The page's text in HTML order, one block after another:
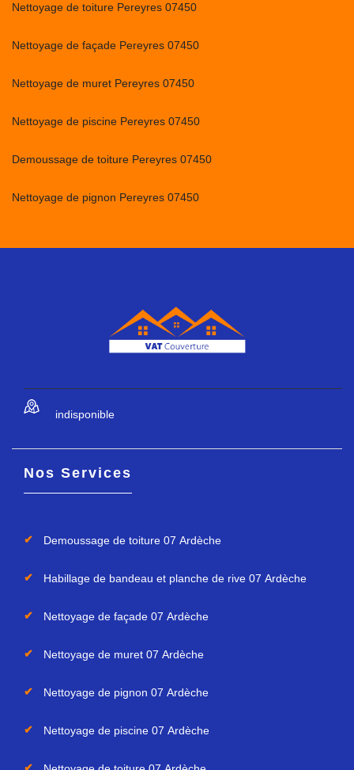
Nettoyage de toiture Pereyres 07450
Nettoyage de façade Pereyres 07450
Nettoyage de muret Pereyres 07450
Nettoyage de piscine Pereyres 07450
Demoussage de toiture Pereyres 07450
Nettoyage de pignon Pereyres 07450
indisponible
Nos Services
Demoussage de toiture 07 Ardèche
Habillage de bandeau et planche de rive 07 Ardèche
Nettoyage de façade 07 Ardèche
Nettoyage de muret 07 Ardèche
Nettoyage de pignon 07 Ardèche
Nettoyage de piscine 07 Ardèche